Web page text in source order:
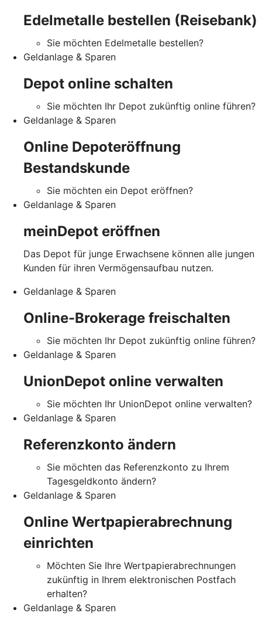
Edelmetalle bestellen (Reisebank)
Sie möchten Edelmetalle bestellen?
Geldanlage & Sparen
Depot online schalten
Sie möchten Ihr Depot zukünftig online führen?
Geldanlage & Sparen
Online Depoteröffnung
Bestandskunde
Sie möchten ein Depot eröffnen?
Geldanlage & Sparen
meinDepot eröffnen
Das Depot für junge Erwachsene können alle jungen
Kunden für ihren Vermögensaufbau nutzen.
Geldanlage & Sparen
Online-Brokerage freischalten
Sie möchten Ihr Depot zukünftig online führen?
Geldanlage & Sparen
UnionDepot online verwalten
Sie möchten Ihr UnionDepot online verwalten?
Geldanlage & Sparen
Referenzkonto ändern
Sie möchten das Referenzkonto zu Ihrem
Tagesgeldkonto ändern?
Geldanlage & Sparen
Online Wertpapierabrechnung
einrichten
Möchten Sie Ihre Wertpapierabrechnungen
zukünftig in Ihrem elektronischen Postfach
erhalten?
Geldanlage & Sparen